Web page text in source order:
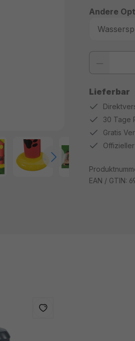
Lieferbar
Andere
Produkt
30 Tage
Gratis
EAN / GTIN: